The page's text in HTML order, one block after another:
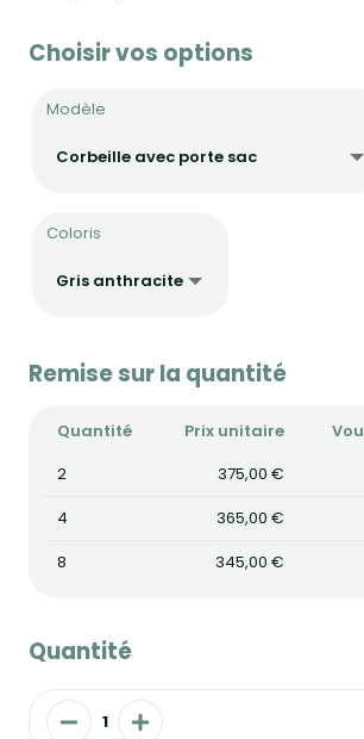
Choisir vos options
Modèle
Coloris
Remise sur la quantité
Quantité Prix unitaire
2
375,00 €
4
365,00 €
8
345,00 €
Quantité